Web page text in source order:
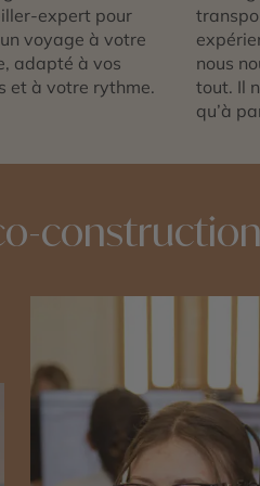
expert pour
voyage à votre
adapté à vos
et à votre rythme.
nous
tout. Il
qu’à